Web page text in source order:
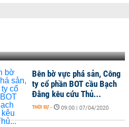
phá sản, Công
BOT cầu Bạch
Thủ...
| 07/04/2020